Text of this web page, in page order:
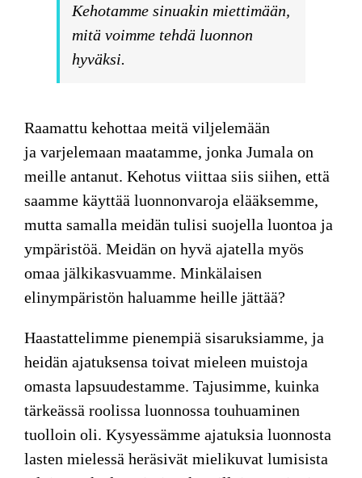
Kehotamme sinuakin miettimään,
mitä voimme tehdä luonnon
hyväksi.
Raamattu kehottaa meitä viljelemään
ja varjelemaan maatamme, jonka Jumala on
meille antanut. Kehotus viittaa siis siihen, että
saamme käyttää luonnonvaroja elääksemme,
mutta samalla meidän tulisi suojella luontoa ja
ympäristöä. Meidän on hyvä ajatella myös
omaa jälkikasvuamme. Minkälaisen
elinympäristön haluamme heille jättää?
Haastattelimme pienempiä sisaruksiamme, ja
heidän ajatuksensa toivat mieleen muistoja
omasta lapsuudestamme. Tajusimme, kuinka
tärkeässä roolissa luonnossa touhuaminen
tuolloin oli. Kysyessämme ajatuksia luonnosta
lasten mielessä heräsivät mielikuvat lumisista